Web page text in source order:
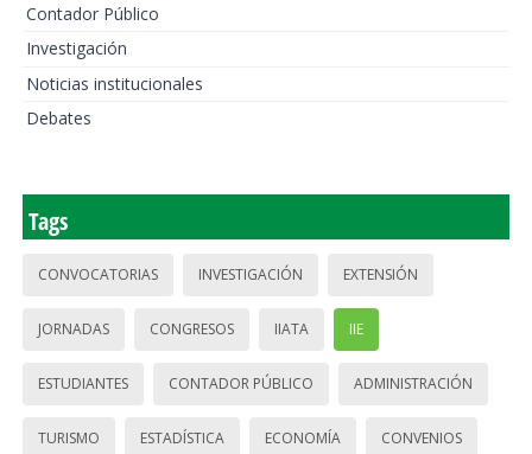
Contador Público
Investigación
Noticias institucionales
Debates
Tags
CONVOCATORIAS INVESTIGACIÓN EXTENSIÓN
JORNADAS CONGRESOS IIATA IIE
ESTUDIANTES CONTADOR PÚBLICO ADMINISTRACIÓN
TURISMO ESTADÍSTICA ECONOMÍA CONVENIOS